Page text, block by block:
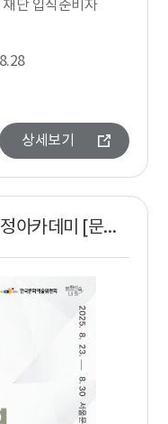
단 입직준비자
상세보기
2025 아르코예술행정아카데미 [문화예술행정 예비자코스 : Starting]